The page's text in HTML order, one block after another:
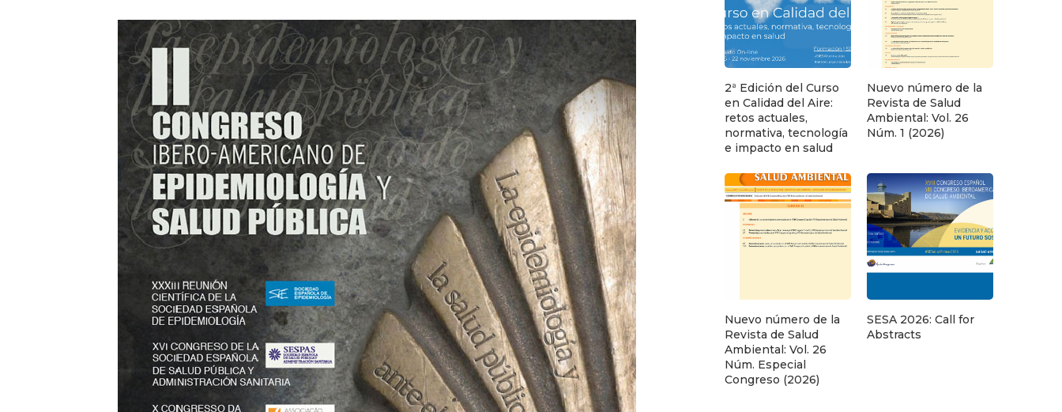
2ª Edición del Curso
en Calidad del Aire:
retos actuales,
normativa, tecnología
e impacto en salud
Nuevo número de la
Revista de Salud
Ambiental: Vol. 26
Núm. 1 (2026)
Nuevo número de la
Revista de Salud
Ambiental: Vol. 26
Núm. Especial
Congreso (2026)
SESA 2026: Call for
Abstracts